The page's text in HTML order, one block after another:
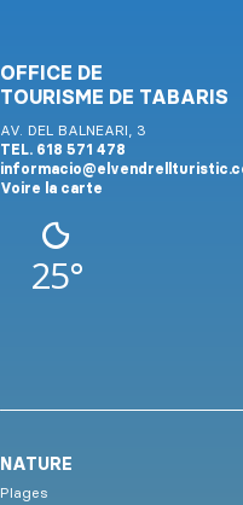
OFFICE DE
TOURISME DE TABARIS
AV. DEL BALNEARI, 3
TEL. 618 571 478
Voire la carte
25°
NATURE
Plages